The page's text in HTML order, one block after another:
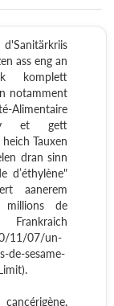
ass eng an
komplett
notamment
et gett
Tauxen
dran sinn
d’éthylène"
aanerem
millions de
11/07/un-
de-sesame-